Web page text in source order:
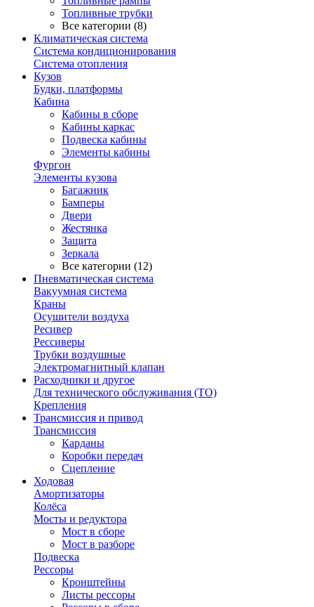
Топливные трубки
Все категории (8)
Климатическая система
Система кондиционирования
Система отопления
Кузов
Будки, платформы
Кабина
Кабины в сборе
Кабины каркас
Подвеска кабины
Элементы кабины
Фургон
Элементы кузова
Багажник
Бамперы
Двери
Жестянка
Защита
Зеркала
Все категории (12)
Пневматическая система
Вакуумная система
Краны
Осушители воздуха
Ресивер
Рессиверы
Трубки воздушные
Электромагнитный клапан
Расходники и другое
Для технического обслуживания (ТО)
Крепления
Трансмиссия и привод
Трансмиссия
Карданы
Коробки передач
Сцепление
Ходовая
Амортизаторы
Колёса
Мосты и редуктора
Мост в сборе
Мост в разборе
Подвеска
Рессоры
Кронштейны
Листы рессоры